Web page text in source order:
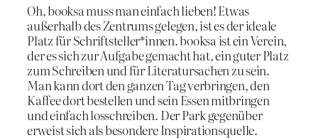
Oh, booksa muss man einfach lieben! Etwas
außerhalb des Zentrums gelegen, ist es der ideale
Platz für Schriftsteller*innen. booksa ist ein Verein,
der es sich zur Aufgabe gemacht hat, ein guter Platz
zum Schreiben und für Literatursachen zu sein.
Man kann dort den ganzen Tag verbringen, den
Kaffee dort bestellen und sein Essen mitbringen
und einfach losschreiben. Der Park gegenüber
erweist sich als besondere Inspirationsquelle.